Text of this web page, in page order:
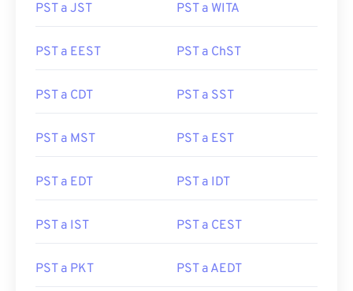
PST a JST PST a WITA
PST a EEST PST a ChST
PST a CDT PST a SST
PST a MST PST a EST
PST a EDT PST a IDT
PST a IST PST a CEST
PST a PKT PST a AEDT